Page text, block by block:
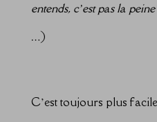
entends, c’est pas la
…)
C’est toujours plus